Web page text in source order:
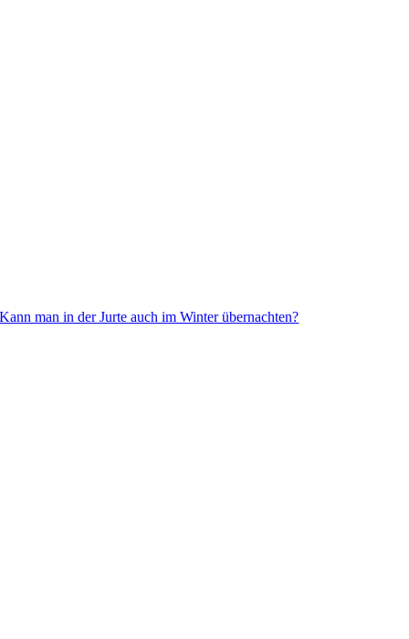
Kann man in der Jurte auch im Winter übernachten?